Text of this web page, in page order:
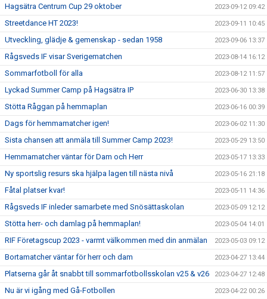
Hagsätra Centrum Cup 29 oktober 2023-09-12 09:42
Streetdance HT 2023! 2023-09-11 10:45
Utveckling, glädje & gemenskap - sedan 1958 2023-09-06 13:37
Rågsveds IF visar Sverigematchen 2023-08-14 16:12
Sommarfotboll för alla 2023-08-12 11:57
Lyckad Summer Camp på Hagsätra IP 2023-06-30 13:38
Stötta Råggan på hemmaplan 2023-06-16 00:39
Dags för hemmamatcher igen! 2023-06-02 11:30
Sista chansen att anmäla till Summer Camp 2023! 2023-05-29 13:50
Hemmamatcher väntar för Dam och Herr 2023-05-17 13:33
Ny sportslig resurs ska hjälpa lagen till nästa nivå 2023-05-16 21:18
Fåtal platser kvar! 2023-05-11 14:36
Rågsveds IF inleder samarbete med Snösättaskolan 2023-05-09 12:12
Stötta herr- och damlag på hemmaplan! 2023-05-04 14:01
RIF Företagscup 2023 - varmt välkommen med din anmälan 2023-05-03 09:12
Bortamatcher väntar för herr och dam 2023-04-27 13:44
Platserna går åt snabbt till sommarfotbollsskolan v25 & v26 2023-04-27 12:48
Nu är vi igång med Gå-Fotbollen 2023-04-22 00:26